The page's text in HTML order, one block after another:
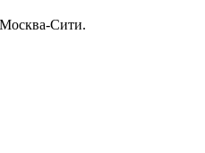
Москва-Сити.